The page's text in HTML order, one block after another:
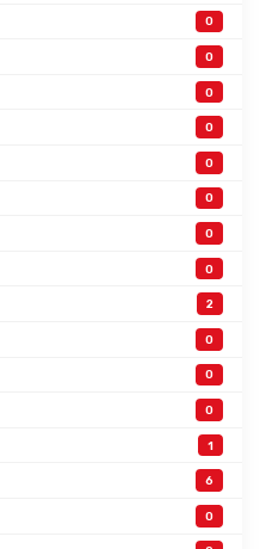
0
0
0
0
0
0
0
0
2
0
0
0
1
6
0